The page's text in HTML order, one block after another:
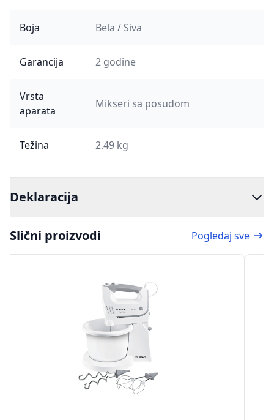
Boja Bela / Siva
Garancija 2 godine
Vrsta
aparata
Mikseri sa posudom
Težina 2.49 kg
Deklaracija
Slični proizvodi Pogledaj sve